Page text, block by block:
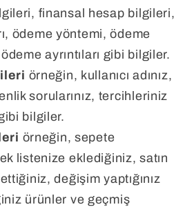
finansal hesap bilgileri,
ödeme yöntemi, ödeme
ayrıntıları gibi bilgiler.
örneğin, kullanıcı adınız,
sorularınız, tercihleriniz
bilgiler.
örneğin, sepete
listenize eklediğiniz, satın
değişim yaptığınız
ürünler ve geçmiş